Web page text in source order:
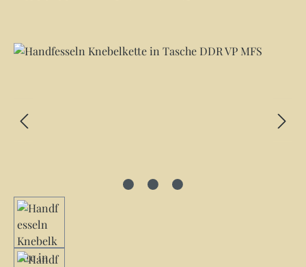
Bildergalerie überspringen